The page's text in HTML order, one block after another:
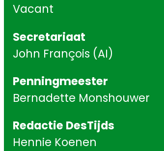
Vacant
Secretariaat
John François (AI)
Penningmeester
Bernadette Monshouwer
Redactie DesTijds
Hennie Koenen